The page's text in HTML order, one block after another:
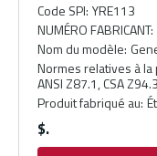
Code SPI: YRE113
NUMÉRO FABRICANT:
Nom du modèle:
Normes relatives à
ANSI Z87.1, CSA Z94.3
Produit fabriqué au:
$